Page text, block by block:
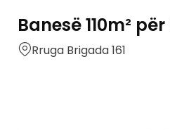
Banesë 110m²
Rruga Brigada 161